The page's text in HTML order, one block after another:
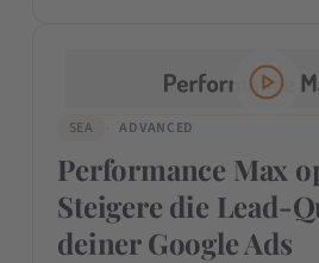
SEA
ADVANCED
Performance Max
Steigere die Lead-
deiner Google Ads